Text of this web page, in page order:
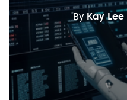
By Kay Lee